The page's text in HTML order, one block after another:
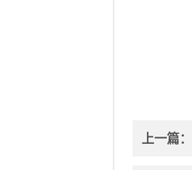
上一篇：